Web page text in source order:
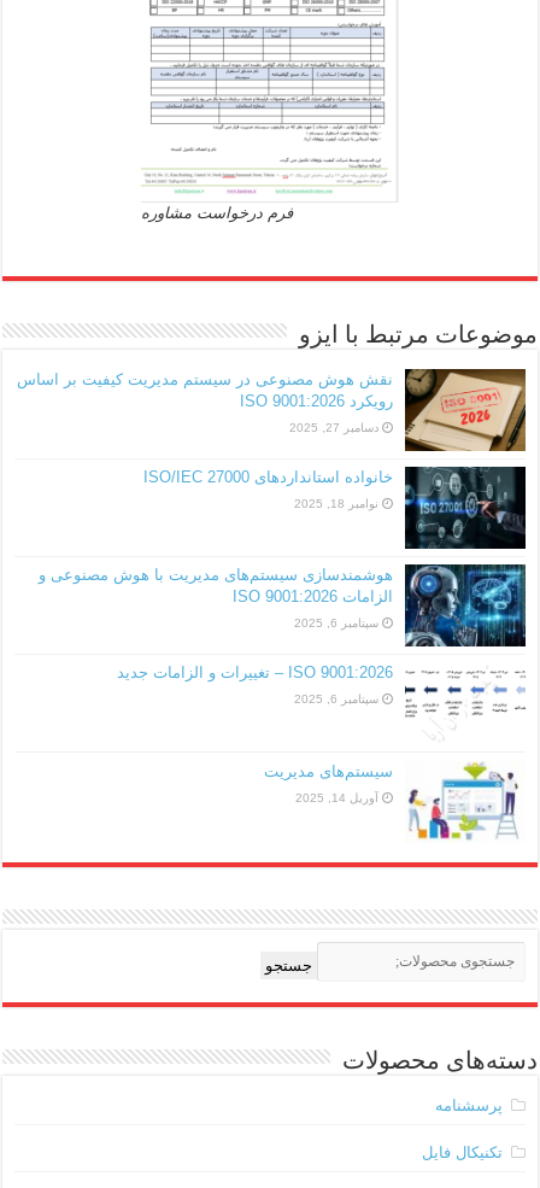
فرم درخواست مشاوره
موضوعات مرتبط با ایزو
نقش هوش مصنوعی در سیستم مدیریت کیفیت بر اساس
رویکرد ISO 9001:2026
دسامبر 27, 2025
خانواده استانداردهای ISO/IEC 27000
نوامبر 18, 2025
هوشمندسازی سیستم‌های مدیریت با هوش مصنوعی و
الزامات ISO 9001:2026
سپتامبر 6, 2025
ISO 9001:2026 – تغییرات و الزامات جدید
سپتامبر 6, 2025
سیستم‌های مدیریت
آوریل 14, 2025
جستجو
دسته‌های محصولات
پرسشنامه
تکنیکال فایل